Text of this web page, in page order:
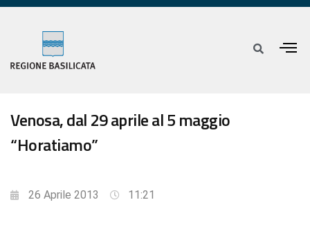
Venosa, dal 29 aprile al 5 maggio
“Horatiamo”
26 Aprile 2013 11:21